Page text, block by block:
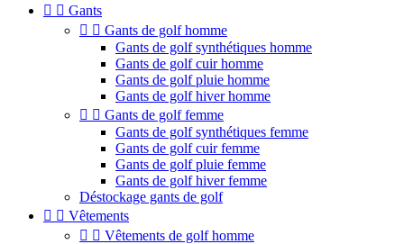
  Gants
  Gants de golf homme
Gants de golf synthétiques homme
Gants de golf cuir homme
Gants de golf pluie homme
Gants de golf hiver homme
  Gants de golf femme
Gants de golf synthétiques femme
Gants de golf cuir femme
Gants de golf pluie femme
Gants de golf hiver femme
Déstockage gants de golf
  Vêtements
  Vêtements de golf homme